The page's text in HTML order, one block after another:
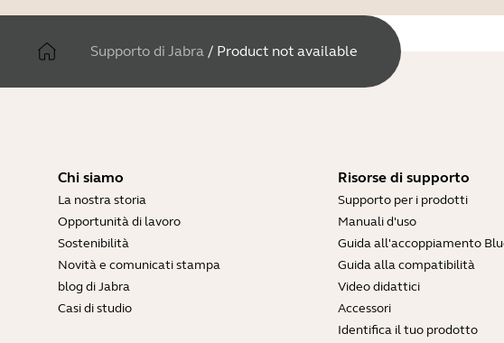
Supporto di Jabra / Product not available
Chi siamo
La nostra storia
Opportunità di lavoro
Sostenibilità
Novità e comunicati stampa
blog di Jabra
Casi di studio
Risorse di supporto
Supporto per i prodotti
Manuali d'uso
Guida all'accoppiamento
Guida alla compatibilità
Video didattici
Accessori
Identifica il tuo prodotto